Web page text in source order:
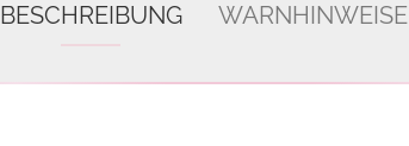
BESCHREIBUNG WARNHINWEISE